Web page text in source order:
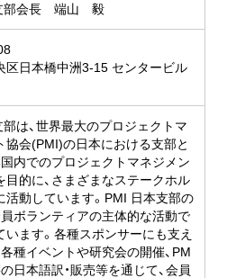
部会長 端山 毅
区日本橋中洲3-15 センタービル
は、世界最大のプロジェクトマ
協会(PMI)の日本における支部と
国内でのプロジェクトマネジメン
目的に、さまざまなステークホル
活動しています。PMI 日本支部の
員ボランティアの主体的な活動で
います。各種スポンサーにも支え
各種イベントや研究会の開催、PM
日本語訳・販売等を通じて、会員